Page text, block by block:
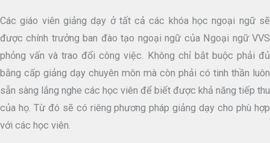
Các giáo viên giảng dạy ở tất cả các khóa học ngoại ngữ sẽ
được chính trưởng ban đào tạo ngoại ngữ của Ngoại ngữ VVS
phỏng vấn và trao đổi công việc. Không chỉ bắt buộc phải đủ
bằng cấp giảng dạy chuyên môn mà còn phải có tinh thần luôn
sẵn sàng lắng nghe các học viên để biết được khả năng tiếp thu
của họ. Từ đó sẽ có riêng phương pháp giảng dạy cho phù hợp
với các học viên.